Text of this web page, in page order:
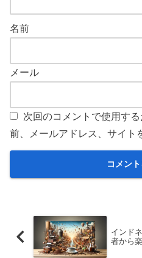
名前
メール
次回のコメントで使用す
前、メールアドレス、サイト
インド
者から